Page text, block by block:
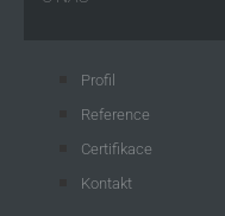
Profil
Reference
Certifikace
Kontakt